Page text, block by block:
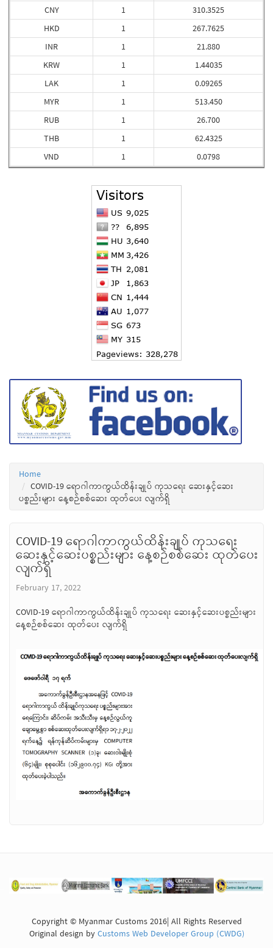
CNY
HKD
INR
KRW
LAK
MYR
RUB
THB
VND
1
1
1
1
1
1
1
1
1
310.3525
267.7625
21.880
1.44035
0.09265
513.450
26.700
62.4325
0.0798
Home
COVID-19 ရောဂါကာကွယ်ထိန်းချုပ် ကုသရေး ဆေးနှင့်ဆေး
ပစ္စည်းများ နေ့စဉ်စစ်ဆေး ထုတ်ပေး လျက်ရှိ
COVID-19 ရောဂါကာကွယ်ထိန်းချုပ် ကုသရေး
ဆေးနှင့်ဆေးပစ္စည်းများ နေ့စဉ်စစ်ဆေး ထုတ်ပေး
လျက်ရှိ
February 17, 2022
COVID-19 ရောဂါကာကွယ်ထိန်းချုပ် ကုသရေး ဆေးနှင့်ဆေးပစ္စည်းများ
နေ့စဉ်စစ်ဆေး ထုတ်ပေး လျက်ရှိ
Copyright © Myanmar Customs 2016| All Rights Reserved
Original design byCustoms Web Developer Group (CWDG)